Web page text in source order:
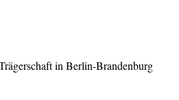
in Berlin-Brandenburg